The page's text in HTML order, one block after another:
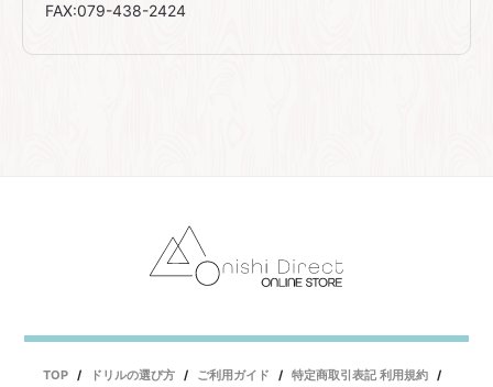
FAX:079-438-2424
TOP ドリルの選び方 ご利用ガイド 特定商取引表記 利用規約